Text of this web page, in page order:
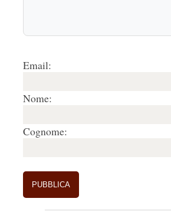
Email:
Nome:
Cognome: